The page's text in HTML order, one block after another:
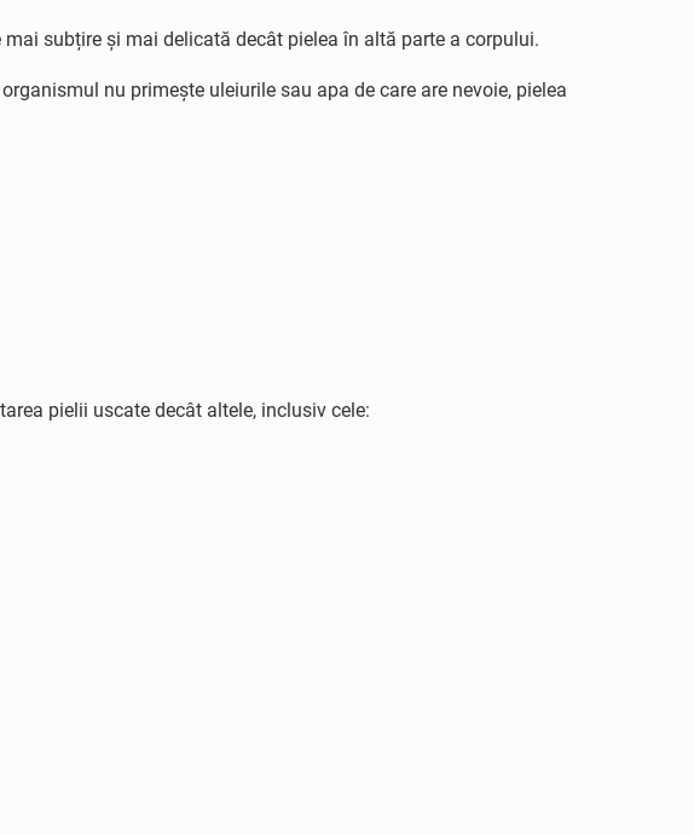
subțire și mai delicată decât pielea în altă parte a corpului.
nu primește uleiurile sau apa de care are nevoie, pielea
pielii uscate decât altele, inclusiv cele: